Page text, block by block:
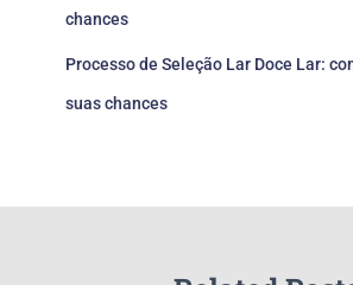
chances
Processo de Seleção Lar Doce Lar:
suas chances